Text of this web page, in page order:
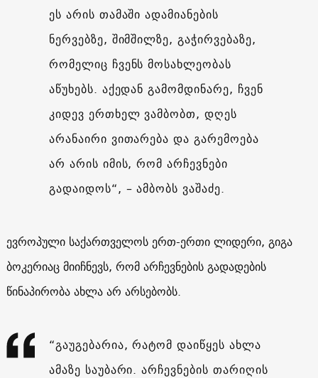
ეს არის თამაში ადამიანების
ნერვებზე, შიმშილზე, გაჭირვებაზე,
რომელიც ჩვენს მოსახლეობას
აწუხებს. აქედან გამომდინარე, ჩვენ
კიდევ ერთხელ ვამბობთ, დღეს
არანაირი ვითარება და გარემოება
არ არის იმის, რომ არჩევნები
გადაიდოს“, – ამბობს ვაშაძე.
ევროპული საქართველოს ერთ-ერთი ლიდერი, გიგა
ბოკერიაც მიიჩნევს, რომ არჩევნების გადადების
წინაპირობა ახლა არ არსებობს.
“გაუგებარია, რატომ დაიწყეს ახლა
ამაზე საუბარი. არჩევნების თარიღის